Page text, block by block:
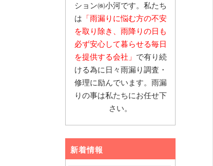
ション㈱小河です。私たち
は 「雨漏りに悩む方の不安
を取り除き、雨降りの日も
必ず安心して暮らせる毎日
を提供する会社」 で有り続
ける為に日々雨漏り調査・
修理に励んでいます。雨漏
りの事は私たちにお任せ下
さい。
新着情報